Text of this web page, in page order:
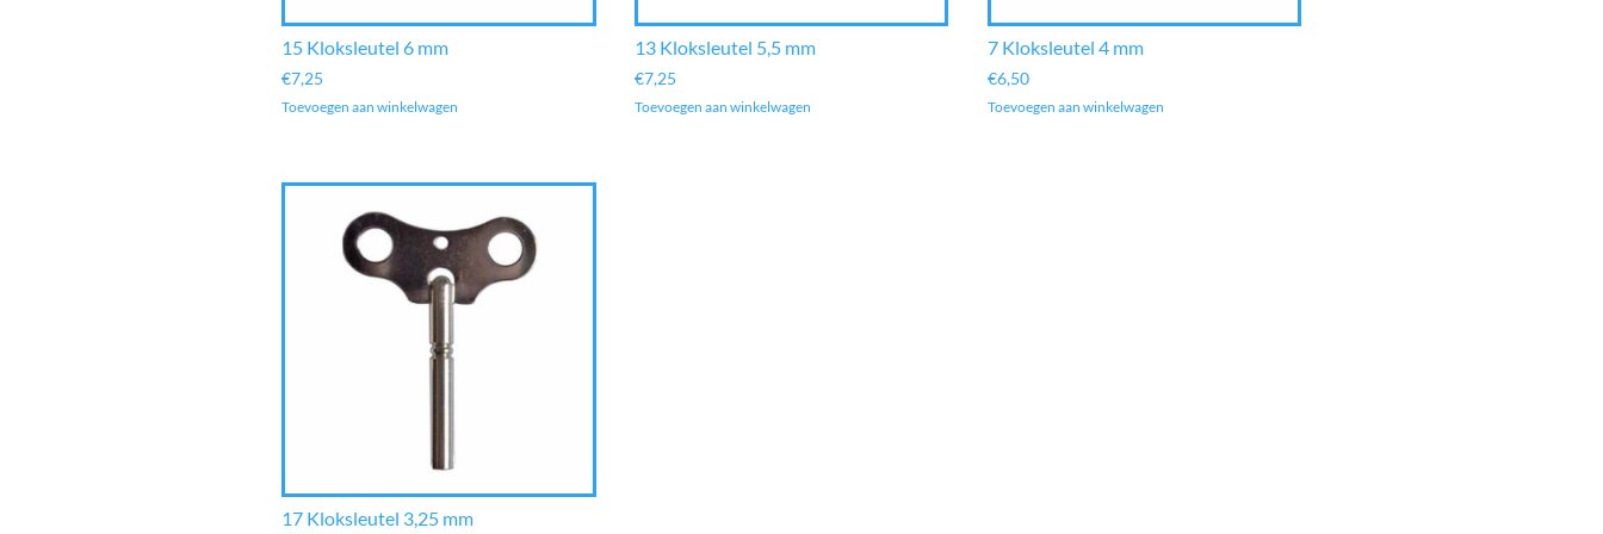
15 Kloksleutel 6 mm
€7,25
Toevoegen aan winkelwagen
13 Kloksleutel 5,5 mm
€7,25
Toevoegen aan winkelwagen
7 Kloksleutel 4 mm
€6,50
Toevoegen aan winkelwagen
17 Kloksleutel 3,25 mm